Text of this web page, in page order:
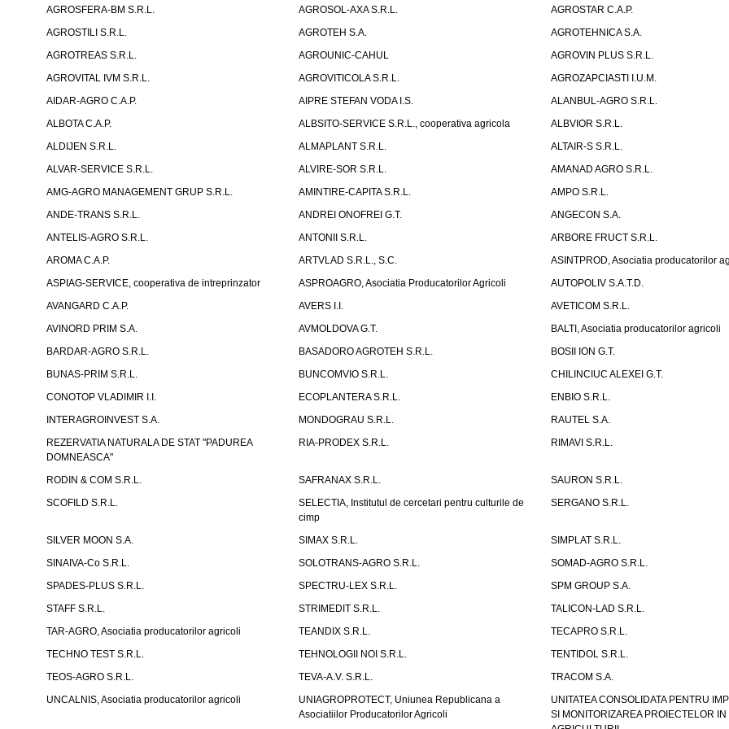
AGROSFERA-BM S.R.L.
AGROSOL-AXA S.R.L.
AGROSTAR C.A.P.
AGROSTILI S.R.L.
AGROTEH S.A.
AGROTEHNICA S.A.
AGROTREAS S.R.L.
AGROUNIC-CAHUL
AGROVIN PLUS S.R.L.
AGROVITAL IVM S.R.L.
AGROVITICOLA S.R.L.
AGROZAPCIASTI I.U.M.
AIDAR-AGRO C.A.P.
AIPRE STEFAN VODA I.S.
ALANBUL-AGRO S.R.L.
ALBOTA C.A.P.
ALBSITO-SERVICE S.R.L., cooperativa agricola
ALBVIOR S.R.L.
ALDIJEN S.R.L.
ALMAPLANT S.R.L.
ALTAIR-S S.R.L.
ALVAR-SERVICE S.R.L.
ALVIRE-SOR S.R.L.
AMANAD AGRO S.R.L.
AMG-AGRO MANAGEMENT GRUP S.R.L.
AMINTIRE-CAPITA S.R.L.
AMPO S.R.L.
ANDE-TRANS S.R.L.
ANDREI ONOFREI G.T.
ANGECON S.A.
ANTELIS-AGRO S.R.L.
ANTONII S.R.L.
ARBORE FRUCT S.R.L.
AROMA C.A.P.
ARTVLAD S.R.L., S.C.
ASINTPROD, Asociatia producatorilor
ASPIAG-SERVICE, cooperativa de intreprinzator
ASPROAGRO, Asociatia Producatorilor Agricoli
AUTOPOLIV S.A.T.D.
AVANGARD C.A.P.
AVERS I.I.
AVETICOM S.R.L.
AVINORD PRIM S.A.
AVMOLDOVA G.T.
BALTI, Asociatia producatorilor agricoli
BARDAR-AGRO S.R.L.
BASADORO AGROTEH S.R.L.
BOSII ION G.T.
BUNAS-PRIM S.R.L.
BUNCOMVIO S.R.L.
CHILINCIUC ALEXEI G.T.
CONOTOP VLADIMIR I.I.
ECOPLANTERA S.R.L.
ENBIO S.R.L.
INTERAGROINVEST S.A.
MONDOGRAU S.R.L.
RAUTEL S.A.
REZERVATIA NATURALA DE STAT "PADUREA
DOMNEASCA"
RIA-PRODEX S.R.L. RIMAVI S.R.L.
RODIN & COM S.R.L. SAFRANAX S.R.L.
SAURON S.R.L.
SCOFILD S.R.L.
SELECTIA, Institutul de cercetari pentru culturile de
cimp
SERGANO S.R.L.
SILVER MOON S.A. SIMAX S.R.L.
SIMPLAT S.R.L.
SINAIVA-Co S.R.L.
SOLOTRANS-AGRO S.R.L.
SOMAD-AGRO S.R.L.
SPADES-PLUS S.R.L.
SPECTRU-LEX S.R.L.
SPM GROUP S.A.
STAFF S.R.L.
STRIMEDIT S.R.L.
TALICON-LAD S.R.L.
TAR-AGRO, Asociatia producatorilor agricoli
TEANDIX S.R.L.
TECAPRO S.R.L.
TECHNO TEST S.R.L.
TEHNOLOGII NOI S.R.L.
TENTIDOL S.R.L.
TEOS-AGRO S.R.L.
TEVA-A.V. S.R.L.
TRACOM S.A.
UNCALNIS, Asociatia producatorilor agricoli
UNIAGROPROTECT, Uniunea Republicana a
Asociatiilor Producatorilor Agricoli
UNITATEA CONSOLIDATA PENTRU
SI MONITORIZAREA PROIECTELOR